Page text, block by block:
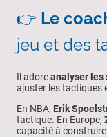
👉 Le
jeu et des
Il adoreanalyser les
ajuster les tactiques
En NBA, Erik
tactique. En Europe,
capacité à